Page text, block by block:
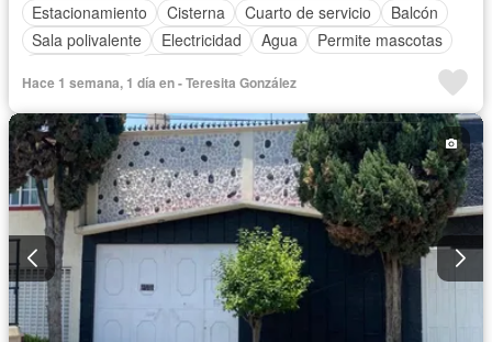
Estacionamiento
Cisterna Cuarto de servicio
Balcón
Sala polivalente
Electricidad Agua
Permite mascotas
Hace 1 semana, 1 día en - Teresita González